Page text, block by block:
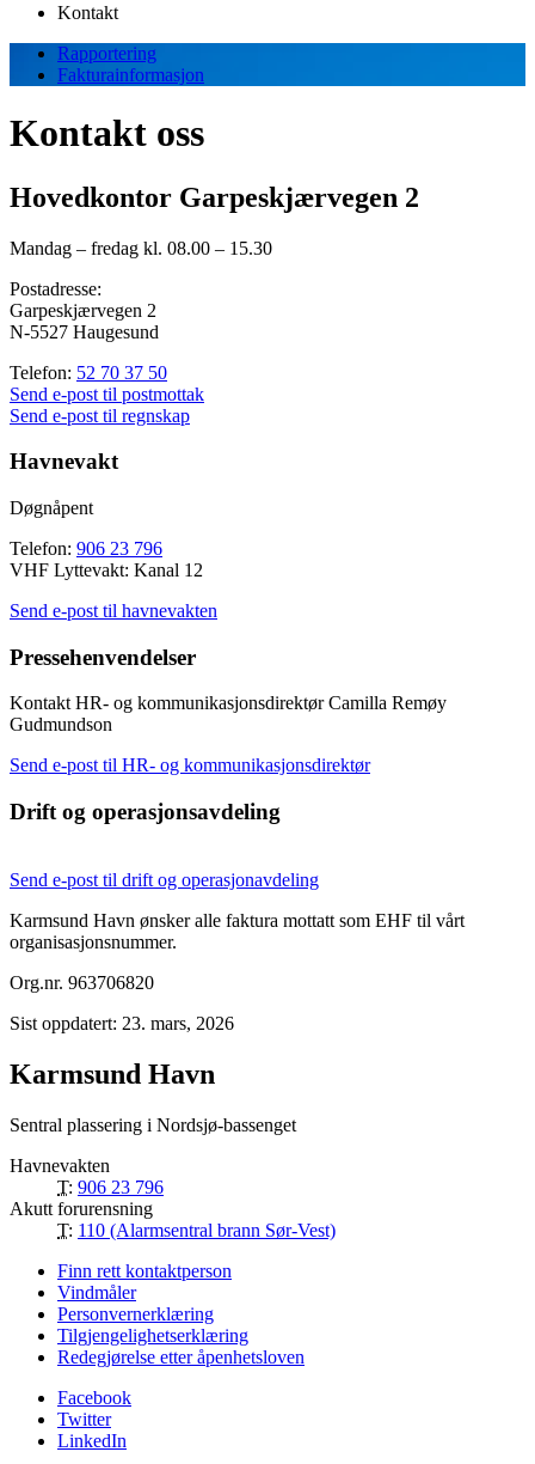
Kontakt
Rapportering
Fakturainformasjon
Kontakt oss
Hovedkontor Garpeskjærvegen 2
Mandag – fredag kl. 08.00 – 15.30
Postadresse:
Garpeskjærvegen 2
N-5527 Haugesund
Telefon: 52 70 37 50
Send e-post til postmottak
Send e-post til regnskap
Havnevakt
Døgnåpent
Telefon: 906 23 796
VHF Lyttevakt: Kanal 12
Send e-post til havnevakten
Pressehenvendelser
Kontakt HR- og kommunikasjonsdirektør Camilla Remøy
Gudmundson
Send e-post til HR- og kommunikasjonsdirektør
Drift og operasjonsavdeling
Send e-post til drift og operasjonavdeling
Karmsund Havn ønsker alle faktura mottatt som EHF til vårt
organisasjonsnummer.
Org.nr. 963706820
Sist oppdatert: 23. mars, 2026
Karmsund Havn
Sentral plassering i Nordsjø-bassenget
Havnevakten
T: 906 23 796
Akutt forurensning
T: 110 (Alarmsentral brann Sør-Vest)
Finn rett kontaktperson
Vindmåler
Personvernerklæring
Tilgjengelighetserklæring
Redegjørelse etter åpenhetsloven
Facebook
Twitter
LinkedIn